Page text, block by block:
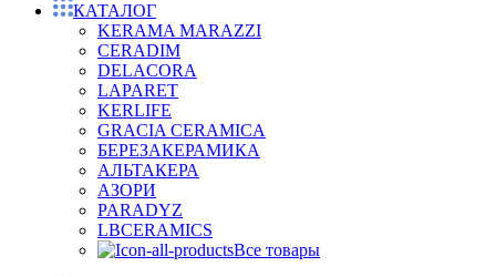
КАТАЛОГ
KERAMA MARAZZI
CERADIM
DELACORA
LAPARET
KERLIFE
GRACIA CERAMICA
БЕРЕЗАКЕРАМИКА
АЛЬТАКЕРА
АЗОРИ
PARADYZ
LBCERAMICS
Все товары